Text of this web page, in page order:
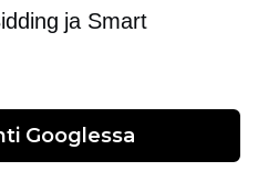
ja Smart
Googlessa